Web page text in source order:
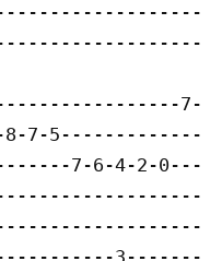
7-
8-7-
7-6-4-2-